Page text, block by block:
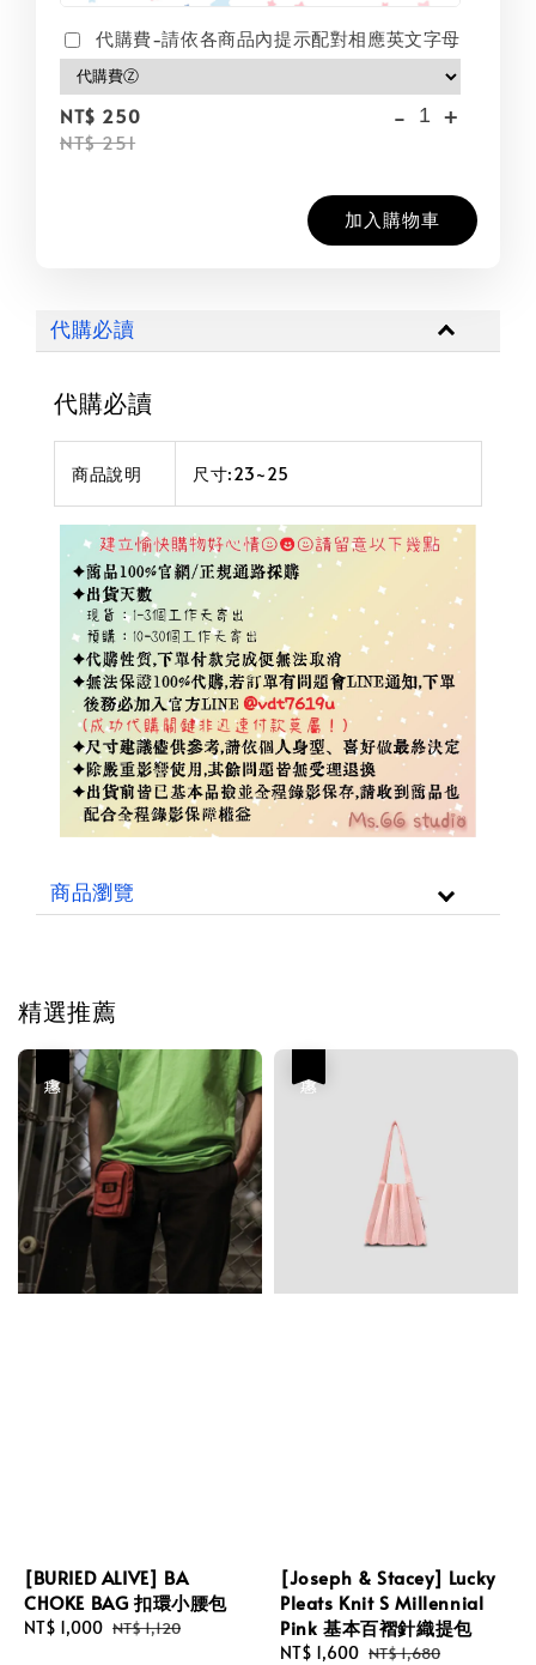
代購費-請依各商品內提示配對相應英文字母
NT$ 250
NT$ 251
- +
加入購物車
代購必讀
代購必讀
商品說明 尺寸:23~25
商品瀏覽
精選推薦
[BURIED ALIVE] BA
CHOKE BAG 扣環小腰包
Sale
NT$ 1,000 Regular
NT$ 1,120
[Joseph & Stacey] Lucky
Pleats Knit S Millennial
Pink 基本百褶針織提包
Sale
NT$ 1,600 Regular
NT$ 1,680